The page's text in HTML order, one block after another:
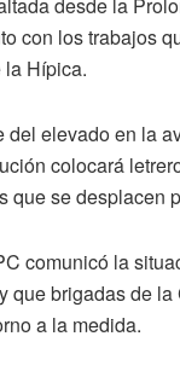
desde la
con los trabajos
Hípica.
del elevado en la
colocará
que se desplacen
comunicó la
que brigadas de
a la medida.